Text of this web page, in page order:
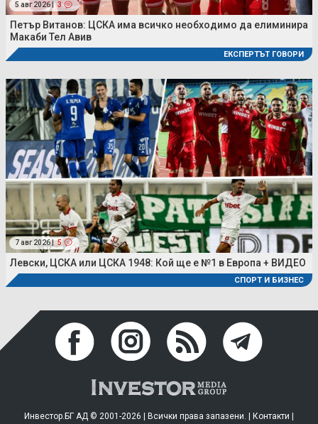
5 авг 2026 | 3
Петър Витанов: ЦСКА има всичко необходимо да елиминира
Макаби Тел Авив
ЕКСПЕРТЪТ ГОВОРИ
7 авг 2026 | 5
Левски, ЦСКА или ЦСКА 1948: Кой ще е №1 в Европа + ВИДЕО
СПОРТ И БИЗНЕС
Инвестор.БГ АД © 2001-2026 | Всички права запазени. | Контакти |